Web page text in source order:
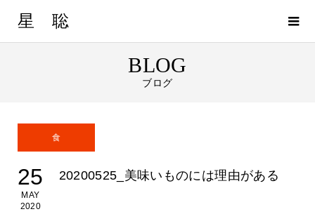
星 聡
BLOG
ブログ
食
25
MAY
2020
20200525_美味いものには理由がある